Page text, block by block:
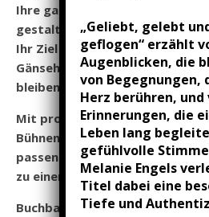
Ihre ganz persönlichen
gestaltet jeden Auftritt
Ihr Ziel ist es, Momente zu
Gänsehaut schenken und für
bleiben.
Mit professioneller Technik,
Bühnenerfahrung und einem
passende musikalische
zu einem einzigartigen Erlebnis
Buchbar für:
„Geliebt, gelebt
geflogen“ erzählt
Augenblicken, die
von Begegnungen,
Herz berühren, und
Erinnerungen, die
Leben lang
gefühlvolle
Melanie Engels
Titel dabei eine
Tiefe und